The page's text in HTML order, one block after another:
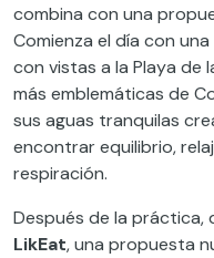
combina con una
Comienza el día con una
con vistas a la Playa de
más emblemáticas de
sus aguas tranquilas
encontrar equilibrio,
respiración.
Después de la práctica,
LikEat, una propuesta